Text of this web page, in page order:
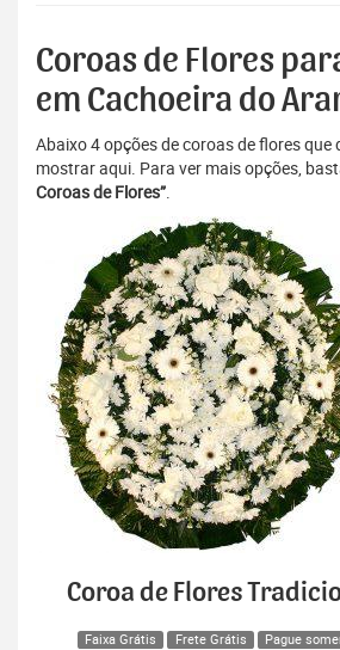
Coroas de Flores
em Cachoeira do
Abaixo 4 opções de coroas de flores
mostrar aqui. Para ver mais opções,
Coroas de Flores”.
Coroa de Flores
Faixa Grátis Frete Grátis Pague